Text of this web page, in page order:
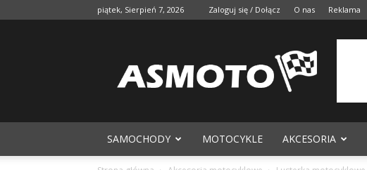
piątek, Sierpień 7, 2026 Zaloguj się / Dołącz O nas Reklama
SAMOCHODY MOTOCYKLE AKCESORIA